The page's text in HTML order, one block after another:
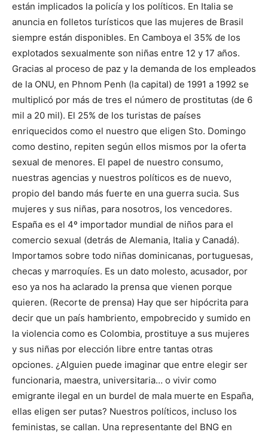
están implicados la policía y los políticos. En Italia se
anuncia en folletos turísticos que las mujeres de Brasil
siempre están disponibles. En Camboya el 35% de los
explotados sexualmente son niñas entre 12 y 17 años.
Gracias al proceso de paz y la demanda de los empleados
de la ONU, en Phnom Penh (la capital) de 1991 a 1992 se
multiplicó por más de tres el número de prostitutas (de 6
mil a 20 mil). El 25% de los turistas de países
enriquecidos como el nuestro que eligen Sto. Domingo
como destino, repiten según ellos mismos por la oferta
sexual de menores. El papel de nuestro consumo,
nuestras agencias y nuestros políticos es de nuevo,
propio del bando más fuerte en una guerra sucia. Sus
mujeres y sus niñas, para nosotros, los vencedores.
España es el 4º importador mundial de niños para el
comercio sexual (detrás de Alemania, Italia y Canadá).
Importamos sobre todo niñas dominicanas, portuguesas,
checas y marroquíes. Es un dato molesto, acusador, por
eso ya nos ha aclarado la prensa que vienen porque
quieren. (Recorte de prensa) Hay que ser hipócrita para
decir que un país hambriento, empobrecido y sumido en
la violencia como es Colombia, prostituye a sus mujeres
y sus niñas por elección libre entre tantas otras
opciones. ¿Alguien puede imaginar que entre elegir ser
funcionaria, maestra, universitaria… o vivir como
emigrante ilegal en un burdel de mala muerte en España,
ellas eligen ser putas? Nuestros políticos, incluso los
feministas, se callan. Una representante del BNG en